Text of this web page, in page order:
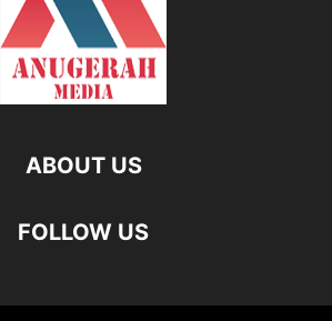
ABOUT US
FOLLOW US